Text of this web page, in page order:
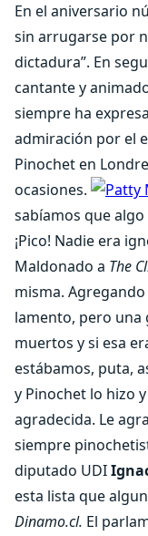
En el aniversario
sin arrugarse por
dictadura”. En
cantante y
siempre ha
admiración por el
Pinochet en
ocasiones.
sabíamos que
¡Pico! Nadie era
Maldonado a The
misma.
lamento, pero una
muertos y si esa
estábamos, puta,
y Pinochet lo hizo
agradecida. Le
siempre
diputado UDI
esta lista que
Dinamo.cl. El